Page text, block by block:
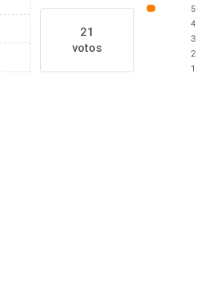
21
votos
5
4
3
2
1